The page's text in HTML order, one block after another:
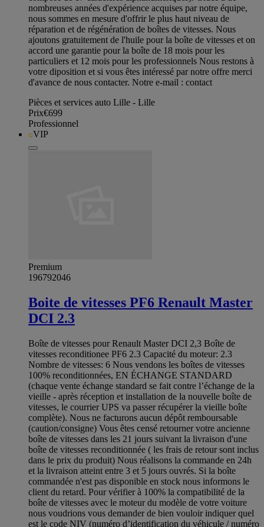
nombreuses années d'expérience acquises par notre équipe,
nous sommes en mesure d'offrir le plus haut niveau de
réparation et de régénération de boîtes de vitesses. Nous
ajoutons gratuitement de l'huile pour la boîte de vitesses et on
accord une garantie pour la boîte de 18 mois pour les
particuliers et 12 mois pour les professionnels Nous restons à
votre diposition et si vous êtes intéressé par notre offre merci
d'avance de nous contacter. Notre e-mail : contact
Pièces et services auto Lille - Lille
Prix€699
Professionnel
VIP
Premium
196792046
Boite de vitesses PF6 Renault Master
DCI 2.3
Boîte de vitesses pour Renault Master DCI 2,3 Boîte de
vitesses reconditionee PF6 2.3 Capacité du moteur: 2.3
Nombre de vitesses: 6 Nous vendons les boîtes de vitesses
100% reconditionnées, EN ÉCHANGE STANDARD
(chaque vente échange standard se fait contre l’échange de la
vieille - après réception et installation de la nouvelle boîte de
vitesses, le courrier UPS va passer récupérer la vieille boîte
complète). Nous ne facturons aucun dépôt remboursable
(caution/consigne) Vous êtes censé retourner votre ancienne
boîte de vitesses dans les 21 jours suivant la livraison d'une
boîte de vitesses reconditionnée ( les frais de retour sont inclus
dans le prix du produit) Nous réalisons la commande en 24h
et la livraison atteint entre 3 et 5 jours ouvrés. Si la boîte
commandée n'est pas disponible en stock nous informons le
client du retard. Pour vérifier à 100% la compatibilité de la
boîte de vitesses avec le moteur du modèle de votre voiture
nous voudrions vous demander de bien vouloir indiquer quel
est le code NIV (numéro d’identification du véhicule / numéro